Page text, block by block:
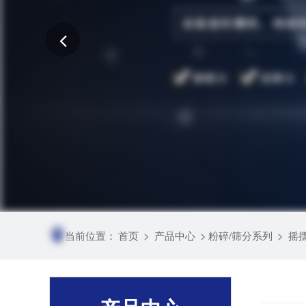
当前位置： 首页 > 产品中心 > 粉碎/筛分系列 > 摇